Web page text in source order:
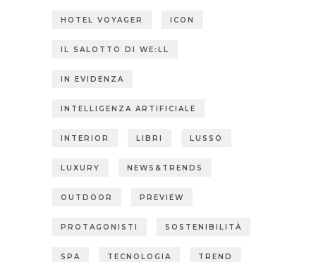
HOTEL VOYAGER ICON
IL SALOTTO DI WE:LL
IN EVIDENZA
INTELLIGENZA ARTIFICIALE
INTERIOR LIBRI LUSSO
LUXURY NEWS&TRENDS
OUTDOOR PREVIEW
PROTAGONISTI SOSTENIBILITÀ
SPA TECNOLOGIA TREND